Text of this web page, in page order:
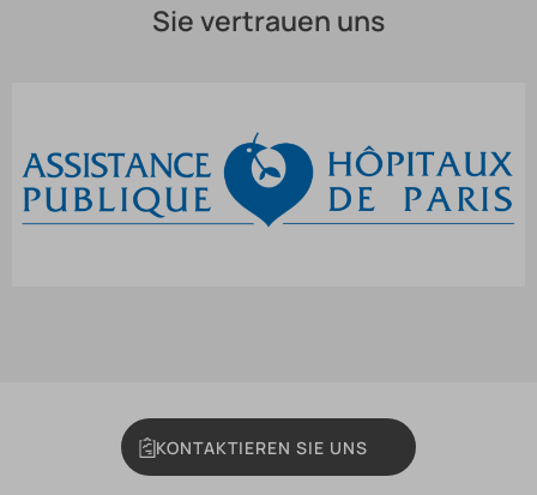
Sie vertrauen uns
KONTAKTIEREN SIE UNS